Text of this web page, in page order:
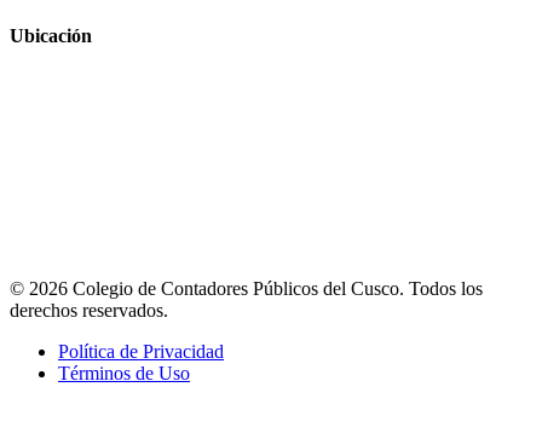
Ubicación
© 2026 Colegio de Contadores Públicos del Cusco. Todos los
derechos reservados.
Política de Privacidad
Términos de Uso